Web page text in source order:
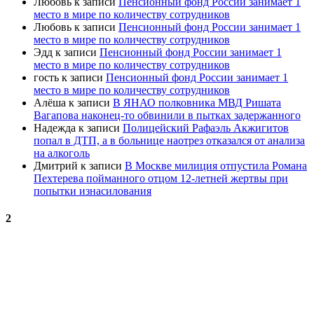
место в мире по количеству сотрудников
Любовь к записи Пенсионный фонд России занимает 1
место в мире по количеству сотрудников
Эдд к записи Пенсионный фонд России занимает 1
место в мире по количеству сотрудников
гость к записи Пенсионный фонд России занимает 1
место в мире по количеству сотрудников
Алёша к записи В ЯНАО полковника МВД Ришата
Вагапова наконец-то обвинили в пытках задержанного
Надежда к записи Полицейский Рафаэль Акжигитов
попал в ДТП, а в больнице наотрез отказался от анализа
на алкоголь
Дмитрий к записи В Москве милиция отпустила Романа
Пехтерева пойманного отцом 12-летней жертвы при
попытки изнасилования
2